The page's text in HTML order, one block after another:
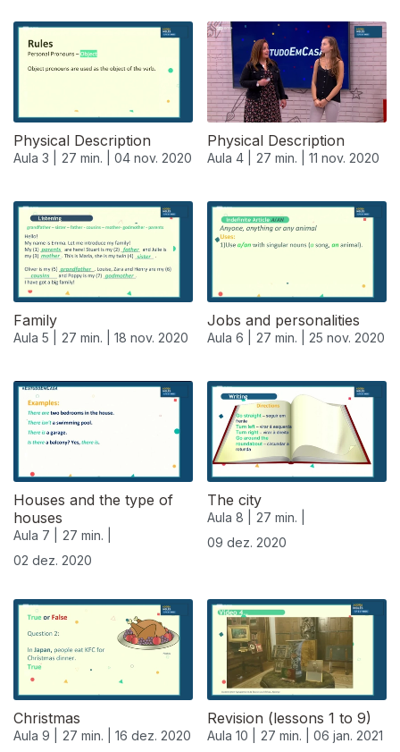
Physical Description
Aula 3 | 27 min. | 04 nov. 2020
Physical Description
Aula 4 | 27 min. | 11 nov. 2020
Family
Aula 5 | 27 min. | 18 nov. 2020
Jobs and personalities
Aula 6 | 27 min. | 25 nov. 2020
Houses and the type of
houses
Aula 7 |
27 min. |
02 dez. 2020
The city
Aula 8 |
27 min. |
09 dez. 2020
Christmas
Aula 9 | 27 min. | 16 dez. 2020
Revision (lessons 1 to 9)
Aula 10 | 27 min. | 06 jan. 2021